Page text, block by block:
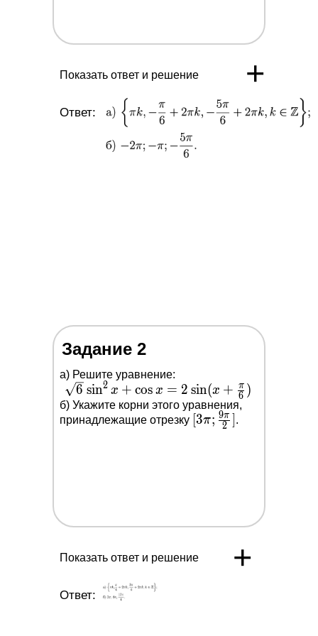
Показать ответ и решение +
Ответ:
Задание 2
a) Решите уравнение:
\sqrt{6} \sin
^2 x+\cos
x=2 \sin
6 sin2 x + cos x = 2 sin(x + 6
π )
б) Укажите корни этого уравнения,
принадлежащие отрезку [3 \pi ;
3π; 2
9π .
Показать ответ и решение +
Ответ: